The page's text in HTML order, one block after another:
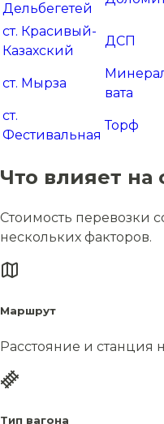
Дельбегетей
ст. Красивый-
Казахский
ДСП
ст. Мырза
вата
ст.
Фестивальная
Торф
Что влияет на
Стоимость перевозки
нескольких факторов.
Маршрут
Расстояние и станция
Тип вагона